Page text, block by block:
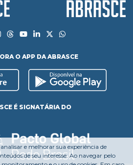
O APP DA ABRASCE
É SIGNATÁRIA DO
e melhorar sua experiência de
de seu interesse. Ao navegar pelo